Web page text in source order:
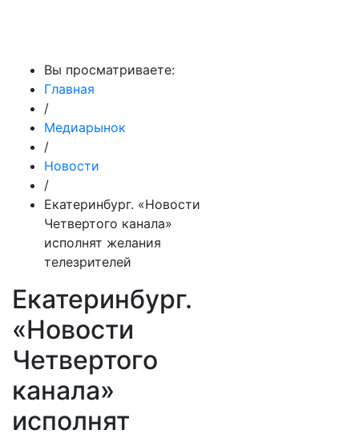
Вы просматриваете:
Главная
/
Медиарынок
/
Новости
/
Екатеринбург. «Новости
Четвертого канала»
исполнят желания
телезрителей
Екатеринбург.
«Новости
Четвертого
канала»
исполнят